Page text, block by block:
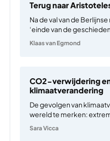
pandemie en de
2020. De zorg…
Terug naar
Na de val van de
‘einde van de
westerse, liberale
gewonnen van het
Klaas van Egmond
CO2-verwijdering
klimaatverandering
De gevolgen van
wereld te merken:
hevige regenval,
Sara Vicca